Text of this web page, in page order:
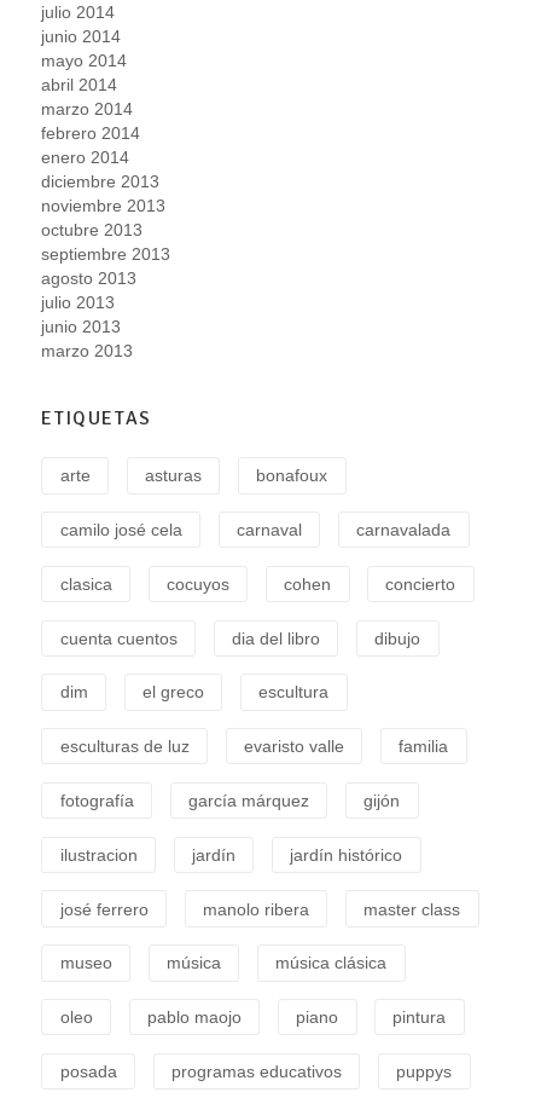
julio 2014
junio 2014
mayo 2014
abril 2014
marzo 2014
febrero 2014
enero 2014
diciembre 2013
noviembre 2013
octubre 2013
septiembre 2013
agosto 2013
julio 2013
junio 2013
marzo 2013
ETIQUETAS
arte asturas bonafoux
camilo josé cela carnaval carnavalada
clasica cocuyos cohen concierto
cuenta cuentos dia del libro dibujo
dim el greco escultura
esculturas de luz evaristo valle familia
fotografía garcía márquez gijón
ilustracion jardín jardín histórico
josé ferrero manolo ribera master class
museo música música clásica
oleo pablo maojo piano pintura
posada programas educativos puppys